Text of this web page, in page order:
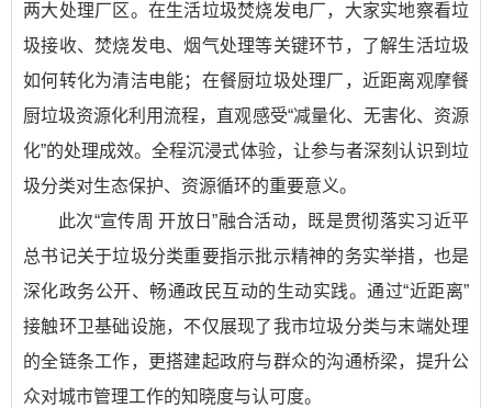
两大处理厂区。在生活垃圾焚烧发电厂，大家实地察看垃
圾接收、焚烧发电、烟气处理等关键环节，了解生活垃圾
如何转化为清洁电能；在餐厨垃圾处理厂，近距离观摩餐
厨垃圾资源化利用流程，直观感受“减量化、无害化、资源
化”的处理成效。全程沉浸式体验，让参与者深刻认识到垃
圾分类对生态保护、资源循环的重要意义。
此次“宣传周 开放日”融合活动，既是贯彻落实习近平
总书记关于垃圾分类重要指示批示精神的务实举措，也是
深化政务公开、畅通政民互动的生动实践。通过“近距离”
接触环卫基础设施，不仅展现了我市垃圾分类与末端处理
的全链条工作，更搭建起政府与群众的沟通桥梁，提升公
众对城市管理工作的知晓度与认可度。